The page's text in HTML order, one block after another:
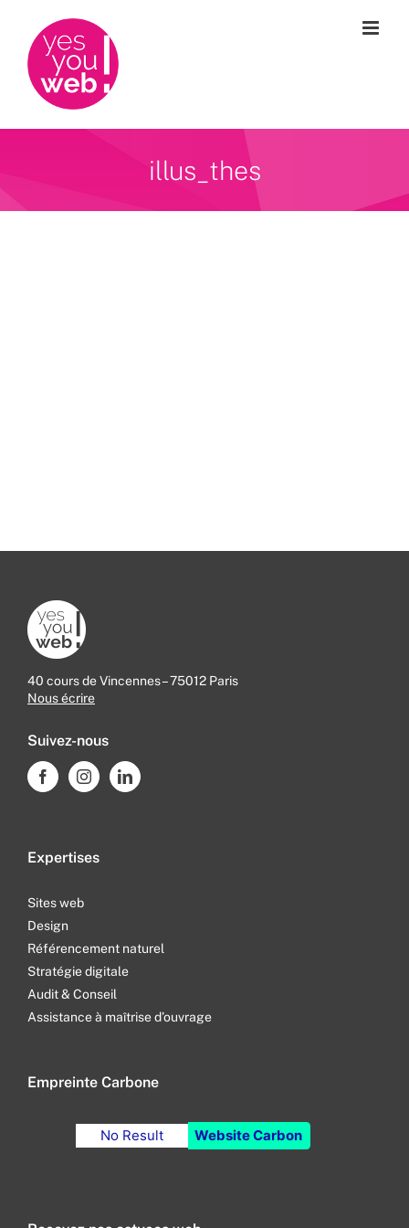
contenu
illus_thes
40 cours de Vincennes – 75012 Paris
Nous écrire
Suivez-nous
Expertises
Sites web
Design
Référencement naturel
Stratégie digitale
Audit & Conseil
Assistance à maîtrise d’ouvrage
Empreinte Carbone
No Result Website Carbon